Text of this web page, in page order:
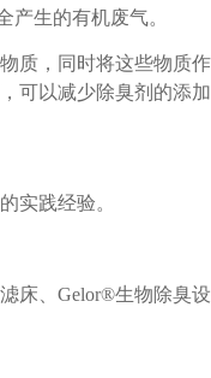
产生的有机废气。
质，同时将这些物质
可以减少除臭剂的添
实践经验。
床、 Gelor®生物除臭